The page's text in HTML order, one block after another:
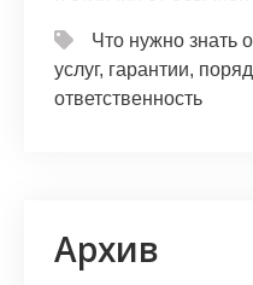
Что нужно знать
услуг, гарантии,
ответственность
Архив